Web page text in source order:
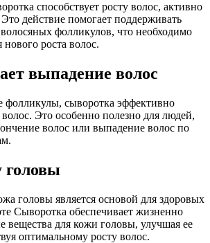
способствует росту волос, активно
действие помогает поддерживать
фолликулов, что необходимо
роста волос.
выпадение волос
фолликулы, сыворотка эффективно
Это особенно полезно для людей,
волос или выпадение волос по
головы
головы является основой для здоровых
Сыворотка обеспечивает жизненно
вещества для кожи головы, улучшая ее
оптимальному росту волос.